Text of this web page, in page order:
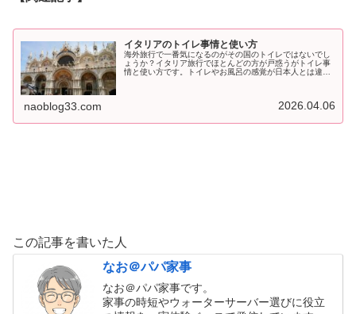
イタリアのトイレ事情と使い方
海外旅行で一番気になるのがその国のトイレではないでし
ょうか？イタリア旅行でほとんどの方が戸惑うがトイレ事
情と使い方です。トイレやお風呂の感覚が日本人とは違い
naoblog33.com 2026.04.06
この記事を書いた人
なお＠パパ家事
なお＠パパ家事です。
家事の時短やウォーターサーバー選びに役立